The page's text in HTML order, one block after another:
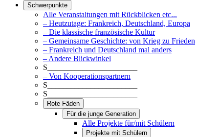
Schwerpunkte
Alle Veranstaltungen mit Rückblicken etc...
– Heutzutage: Frankreich, Deutschland, Europa
– Die klassische französische Kultur
– Gemeinsame Geschichte: von Krieg zu Frieden
– Frankreich und Deutschland mal anders
– Andere Blickwinkel
S_______________________
– Von Kooperationspartnern
S_______________________
S_______________________
Rote Fäden
Für die junge Generation
Alle Projekte für/mit Schülern
Projekte mit Schülern